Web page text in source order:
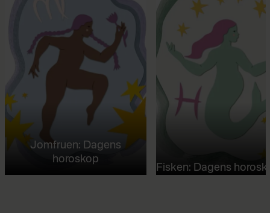
Jomfruen: Dagens
horoskop
Fisken: Dagens